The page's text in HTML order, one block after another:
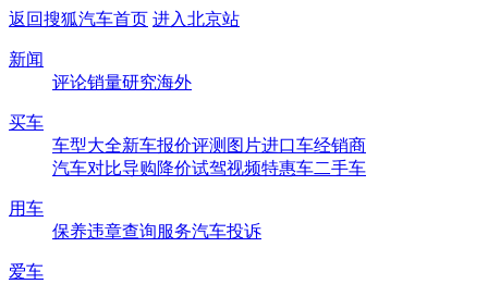
返回搜狐汽车首页 进入北京站
新闻
评论销量研究海外
买车
车型大全新车报价评测 图片进口车经销商
汽车对比导购降价试驾视频特惠车二手车
用车
保养违章查询服务汽车投诉
爱车